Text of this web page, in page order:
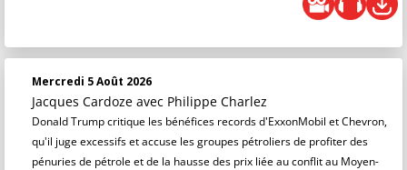
Mercredi 5 Août 2026
Jacques Cardoze avec Philippe Charlez
Donald Trump critique les bénéfices records d'ExxonMobil et Chevron,
qu'il juge excessifs et accuse les groupes pétroliers de profiter des
pénuries de pétrole et de la hausse des prix liée au conflit au Moyen-